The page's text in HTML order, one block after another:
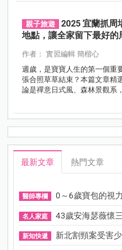
親子旅遊
2025 宜蘭抓周
地點，讓全家留下最好的
作者： 實習編輯 簡楷心
週歲，是寶寶人生的第一個重
張合照草草結束？本篇文章精
論是禪意日式風、森林景觀系
最新文章 熱門文章
醫師專欄 0～6歲寶包的視
名人家庭 43歲安海瑟薇懷
新知快遞 新北割頸案受害